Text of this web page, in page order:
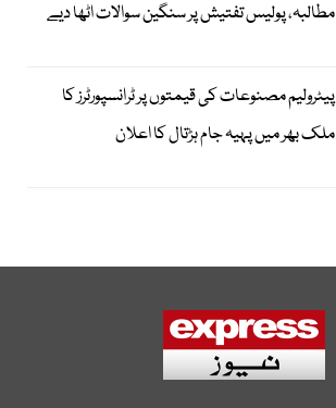
مطالبہ، پولیس تفتیش پر سنگین سوالات اٹھا دیے
پیٹرولیم مصنوعات کی قیمتوں پر ٹرانسپورٹرز کا
ملک بھر میں پہیہ جام ہڑتال کا اعلان